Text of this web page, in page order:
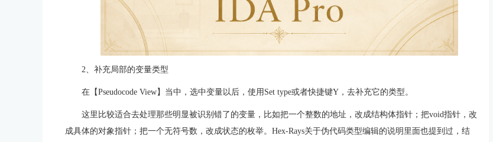
2、补充局部的变量类型
在【Pseudocode View】当中，选中变量以后，使用Set type或者快捷键Y，去补充它的类型。
这里比较适合去处理那些明显被识别错了的变量，比如把一个整数的地址，改成结构体指针；把void指针，改
成具体的对象指针；把一个无符号数，改成状态的枚举。Hex-Rays关于伪代码类型编辑的说明里面也提到过，结